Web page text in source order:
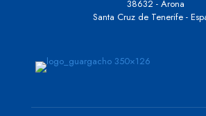
38632 - Arona
Santa Cruz de Tenerife -